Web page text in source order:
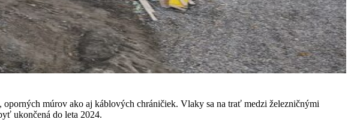
múrov ako aj káblových chráničiek. Vlaky sa na trať medzi železničnými
ukončená do leta 2024.